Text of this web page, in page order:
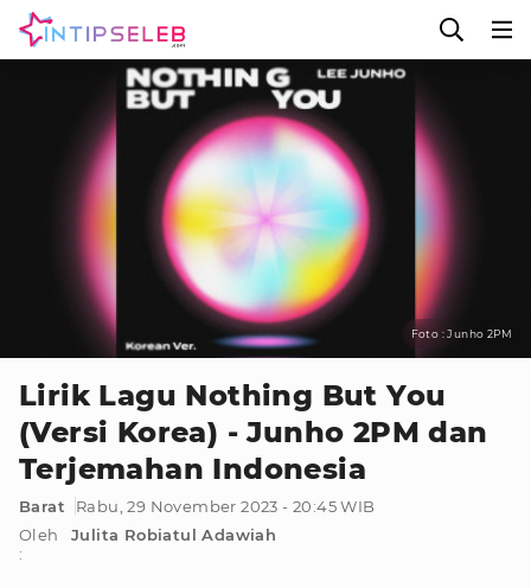
Foto : Junho 2PM
Lirik Lagu Nothing But You
(Versi Korea) - Junho 2PM dan
Terjemahan Indonesia
Barat
Rabu, 29 November 2023 - 20:45 WIB
Oleh
:
Julita Robiatul Adawiah